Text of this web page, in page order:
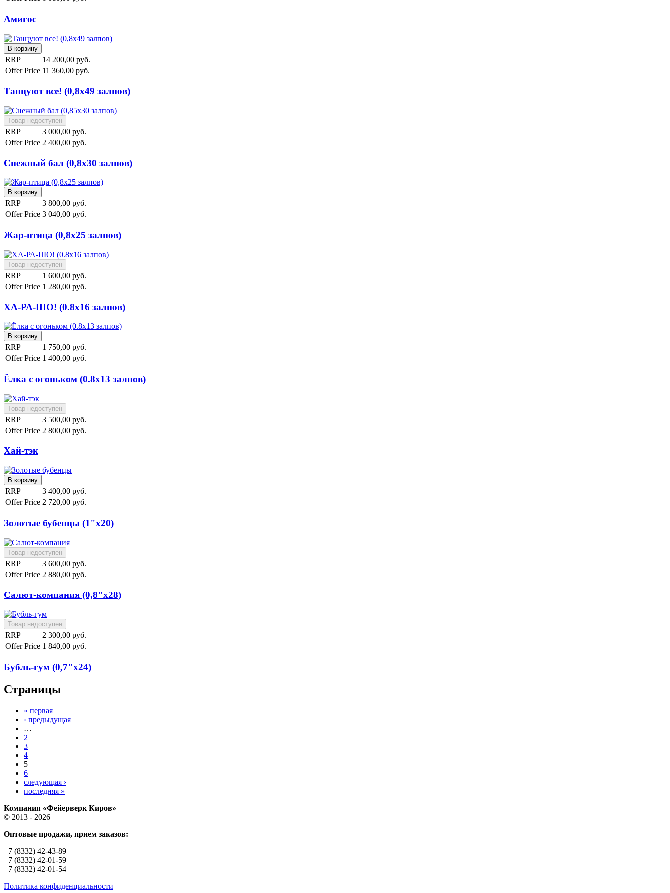
Амигос
RRP
14 200,00 руб.
Offer Price 11 360,00 руб.
Танцуют все! (0,8х49 залпов)
RRP
3 000,00 руб.
Offer Price 2 400,00 руб.
Снежный бал (0,8х30 залпов)
RRP
3 800,00 руб.
Offer Price 3 040,00 руб.
Жар-птица (0,8х25 залпов)
RRP
1 600,00 руб.
Offer Price 1 280,00 руб.
ХА-РА-ШО! (0.8х16 залпов)
RRP
1 750,00 руб.
Offer Price 1 400,00 руб.
Ёлка с огоньком (0.8х13 залпов)
RRP
3 500,00 руб.
Offer Price 2 800,00 руб.
Хай-тэк
RRP
3 400,00 руб.
Offer Price 2 720,00 руб.
Золотые бубенцы (1"х20)
RRP
3 600,00 руб.
Offer Price 2 880,00 руб.
Салют-компания (0,8"х28)
RRP
2 300,00 руб.
Offer Price 1 840,00 руб.
Бубль-гум (0,7"х24)
Страницы
« первая
‹ предыдущая
…
2
3
4
5
6
следующая ›
последняя »
Компания «Фейерверк Киров»
© 2013 - 2026
Оптовые продажи, прием заказов:
+7 (8332) 42-43-89
+7 (8332) 42-01-59
+7 (8332) 42-01-54
Политика конфиденциальности